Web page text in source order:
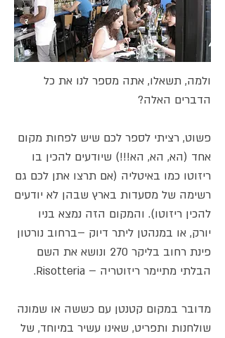
ולמה, תשאלו, אתה מספר לנו את כל
הדברים האלה?
פשוט, רציתי לספר לכם שיש לפחות מקום
אחד (הא, הא, הא!!!) שיודעים להכין בו
ריזוטו כמו באיטליה (אם תרצו אתן לכם גם
רשימה של מסעדות בארץ שבהן לא יודעים
להכין ריזוטו). והמקום הזה נמצא בניו
יורק, או במנהטן ליתר דיוק –ברחוב נורטון
פינת רחוב בליקר 270 ונושא את השם
הבלתי מתיימר ריזוטריה – Risotteria.
מדובר במקום קטנטן עם כששה או שמונה
שולחנות ותפריט, שאינו עשיר במיוחד, של